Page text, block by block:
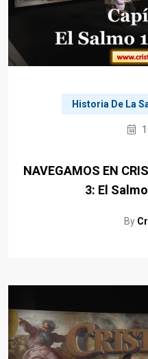
Historia De La
NAVEGAMOS EN
3: El
By